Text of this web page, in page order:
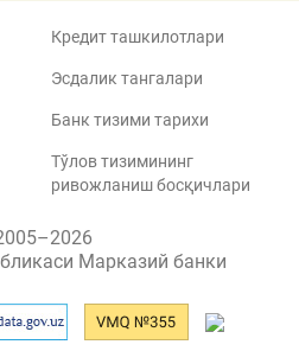
Кредит ташкилотлари
Эсдалик тангалари
Банк тизими тарихи
Тўлов тизимининг
ривожланиш босқичлари
Марказий банки